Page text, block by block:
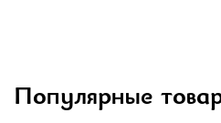
Популярные